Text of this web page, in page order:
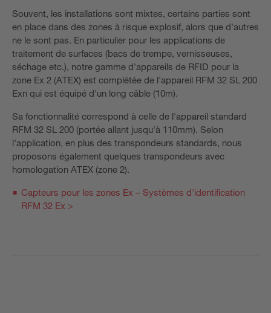
Souvent, les installations sont mixtes, certains parties sont
en place dans des zones à risque explosif, alors que d'autres
ne le sont pas. En particulier pour les applications de
traitement de surfaces (bacs de trempe, vernisseuses,
séchage etc.), notre gamme d'appareils de RFID pour la
zone Ex 2 (ATEX) est complétée de l'appareil RFM 32 SL 200
Exn qui est équipé d'un long câble (10m).
Sa fonctionnalité correspond à celle de l'appareil standard
RFM 32 SL 200 (portée allant jusqu'à 110mm). Selon
l'application, en plus des transpondeurs standards, nous
proposons également quelques transpondeurs avec
homologation ATEX (zone 2).
Capteurs pour les zones Ex – Systèmes d'identification
RFM 32 Ex >